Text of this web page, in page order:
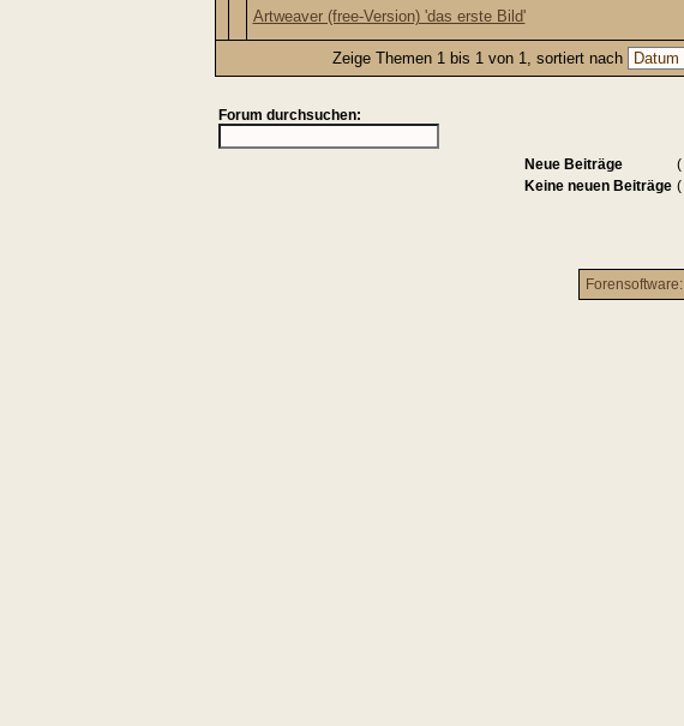
Artweaver (free-Version) 'das erste Bild'
Zeige Themen 1 bis 1 von 1, sortiert nach
Forum durchsuchen:
Neue Beiträge (
Keine neuen Beiträge (
Forensoftware: